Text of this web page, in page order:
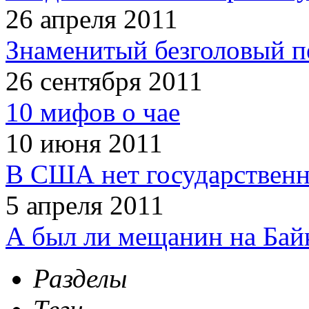
26 апреля 2011
Знаменитый безголовый
26 сентября 2011
10 мифов о чае
10 июня 2011
В США нет
5 апреля 2011
А был ли мещанин на
Разделы